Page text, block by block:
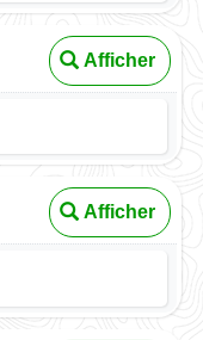
Afficher
Afficher